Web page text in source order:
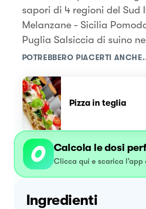
sapori di 4 regioni del
Melanzane - Sicilia
Puglia Salsiccia di suino
POTREBBERO PIACERTI
Pizza in teglia
Calcola le dosi
Clicca qui e scarica l’app
Ingredienti